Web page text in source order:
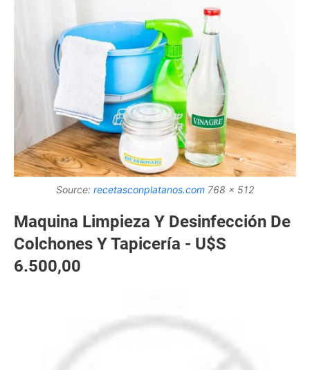
Source: recetasconplatanos.com 768 x 512
Maquina Limpieza Y Desinfección De
Colchones Y Tapicería - U$S
6.500,00